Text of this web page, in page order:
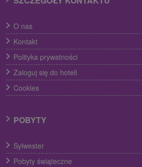
O nas
Kontakt
Polityka prywatności
Zaloguj się do hoteli
Cookies
POBYTY
Sylwester
Pobyty świąteczne